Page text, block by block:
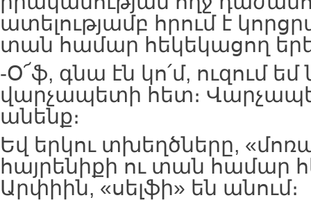
ատելությամբ հրում է
տան համար հեկեկացող
-Օ՜ֆ, գնա էն կո՛մ, ուզում եմ
վարչապետի հետ։
անենք։
Եվ երկու տխեղծները,
հայրենիքի ու տան համար
Արփիին, «սելֆի» են անում։